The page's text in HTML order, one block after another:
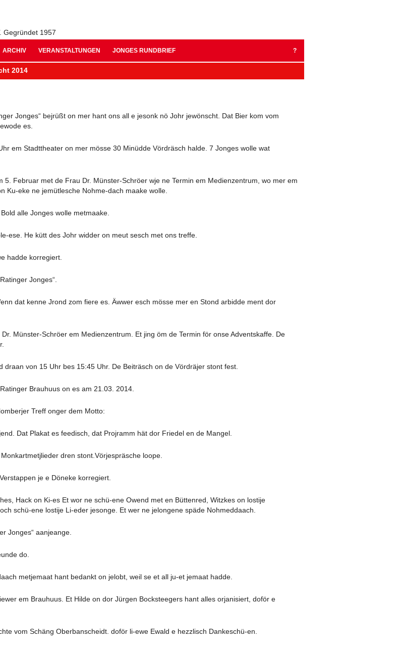
Gegründet 1957
ARCHIV
ARCHIV 2026
ARCHIV 2024
ARCHIV 2020
ARCHIV 2019
ARCHIV 2018
ARCHIV 2017
ARCHIV 2016
ARCHIV 2015
VERANSTALTUNGEN JONGES RUNDBRIEF
AUSGABE 09 – JULI 2022
AUSGABE 03 – JANUAR 2019
AUSGABE 01 – FEBRUAR 2018
?
2014
Jonges“ bejrüßt on mer hant ons all e jesonk nö Johr jewönscht. Dat Bier kom vom
es.
em Stadttheater on mer mösse 30 Minüdde Vördräsch halde. 7 Jonges wolle wat
Februar met de Frau Dr. Münster-Schröer wje ne Termin em Medienzentrum, wo mer em
eke ne jemütlesche Nohme-dach maake wolle.
alle Jonges wolle metmaake.
ese. He kütt des Johr widder on meut sesch met ons treffe.
hadde korregiert.
Jonges“.
dat kenne Jrond zom fiere es. Äwwer esch mösse mer en Stond arbidde ment dor
Münster-Schröer em Medienzentrum. Et jing öm de Termin för onse Adventskaffe. De
von 15 Uhr bes 15:45 Uhr. De Beiträsch on de Vördräjer stont fest.
Brauhuus on es am 21.03. 2014.
Treff onger dem Motto:
Dat Plakat es feedisch, dat Projramm hät dor Friedel en de Mangel.
dren stont.Vörjespräsche loope.
je e Döneke korregiert.
Hack on Ki-es Et wor ne schü-ene Owend met en Büttenred, Witzkes on lostije
schü-ene lostije Li-eder jesonge. Et wer ne jelongene späde Nohmeddaach.
Jonges“ aanjeange.
do.
metjemaat hant bedankt on jelobt, weil se et all ju-et jemaat hadde.
em Brauhuus. Et Hilde on dor Jürgen Bocksteegers hant alles orjanisiert, doför e
vom Schäng Oberbanscheidt. doför li-ewe Ewald e hezzlisch Dankeschü-en.